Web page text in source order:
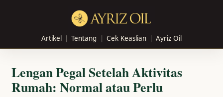
Artikel Tentang Cek Keaslian Ayriz Oil
Lengan Pegal Setelah Aktivitas
Rumah: Normal atau Perlu